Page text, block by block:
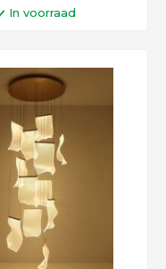
In voorraad
voor 14:00 uur
vandaag verstuurd!